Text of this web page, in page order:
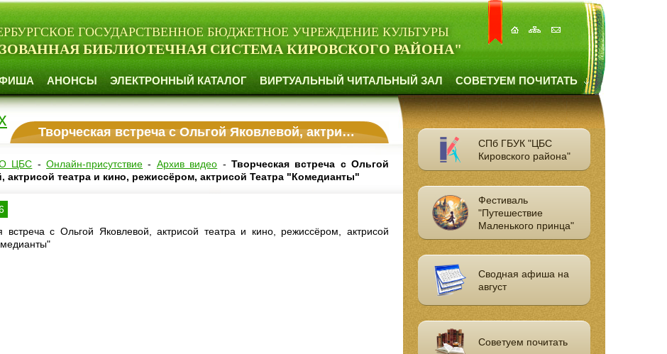
ГОСУДАРСТВЕННОЕ БЮДЖЕТНОЕ УЧРЕЖДЕНИЕ КУЛЬТУРЫ
БИБЛИОТЕЧНАЯ СИСТЕМА КИРОВСКОГО РАЙОНА"
АНОНСЫ ЭЛЕКТРОННЫЙ КАТАЛОГ ВИРТУАЛЬНЫЙ ЧИТАЛЬНЫЙ ЗАЛ СОВЕТУЕМ ПОЧИТАТЬ
Творческая встреча с Ольгой Яковлевой, актрисой театра и кино, режиссёром, актрисой Театра "Комедианты"
ЦБС -Онлайн-присутствие - Архив видео - Творческая встреча с Ольгой
актрисой театра и кино, режиссёром, актрисой Театра "Комедианты"
встреча с Ольгой Яковлевой, актрисой театра и кино, режиссёром, актрисой
СПб ГБУК "ЦБС
Кировского района"
Фестиваль
"Путешествие
Маленького принца"
Сводная афиша на
август
Советуем почитать